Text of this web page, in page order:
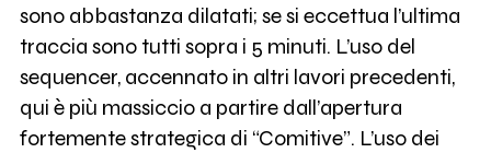
sono abbastanza dilatati; se si eccettua l’ultima
traccia sono tutti sopra i 5 minuti. L’uso del
sequencer, accennato in altri lavori precedenti,
qui è più massiccio a partire dall’apertura
fortemente strategica di “Comitive”. L’uso dei